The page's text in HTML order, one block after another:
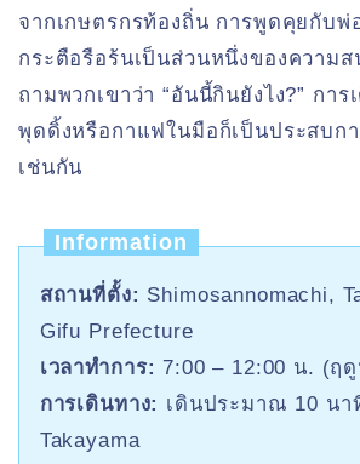
จากเกษตรกรท้องถิ่น การพูดคุยกับพ่
กระตือรือร้นเป็นส่วนหนึ่งของความส
ถามพวกเขาว่า “อันนี้กินยังไง?” กา
พุดดิ้งหรือกาแฟในมือก็เป็นประสบก
เช่นกัน
Information
สถานที่ตั้ง: Shimosannomachi,
Gifu Prefecture
เวลาทำการ: 7:00 – 12:00 น. (ฤ
การเดินทาง: เดินประมาณ 10 นา
Takayama